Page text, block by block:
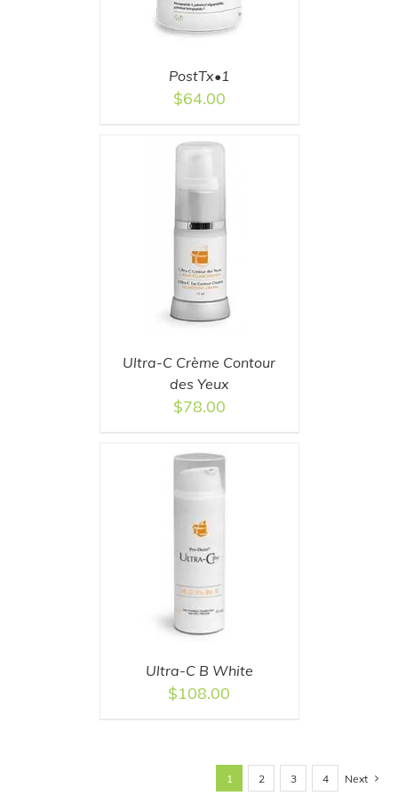
PostTx•1
$64.00
Ultra-C Crème Contour
des Yeux
$78.00
Ultra-C B White
$108.00
1 2 3 4 Next